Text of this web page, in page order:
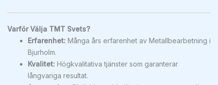
Varför Välja TMT Svets?
Erfarenhet: Många års erfarenhet av Metallbearbetning i
Bjurholm.
Kvalitet: Högkvalitativa tjänster som garanterar
långvariga resultat.